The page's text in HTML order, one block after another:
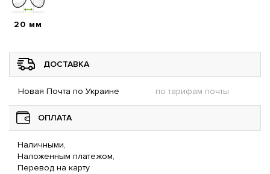
20 мм
ДОСТАВКА
Новая Почта по Украине по тарифам почты
ОПЛАТА
Наличными,
Наложенным платежом,
Перевод на карту